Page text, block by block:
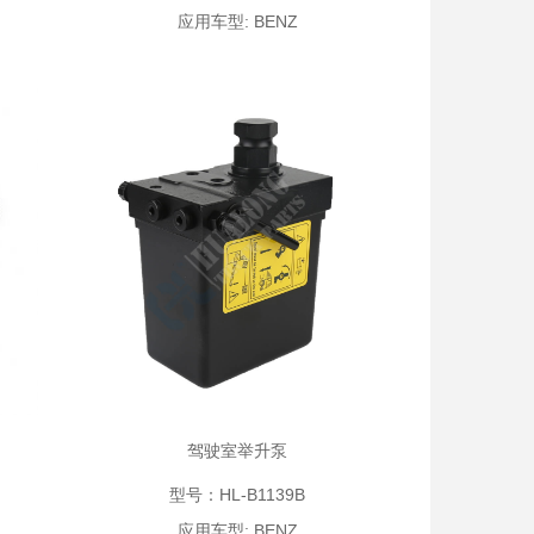
应用车型: BENZ
驾驶室举升泵
型号：HL-B1139B